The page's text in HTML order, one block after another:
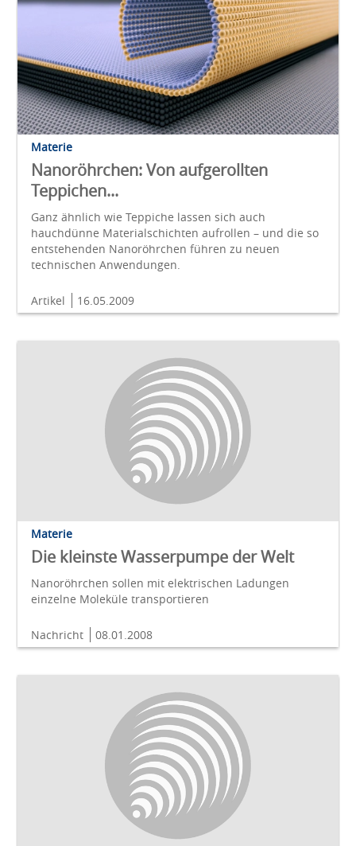
Materie
Nanoröhrchen: Von aufgerollten
Teppichen...
Ganz ähnlich wie Teppiche lassen sich auch
hauchdünne Materialschichten aufrollen – und die so
entstehenden Nanoröhrchen führen zu neuen
technischen Anwendungen.
Artikel 16.05.2009
Materie
Die kleinste Wasserpumpe der Welt
Nanoröhrchen sollen mit elektrischen Ladungen
einzelne Moleküle transportieren
Nachricht 08.01.2008